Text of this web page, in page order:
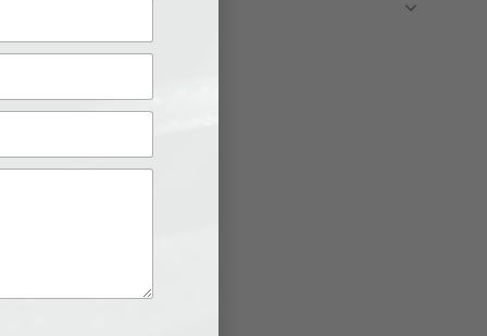
phải
thể được
chia
quyết
tục cụ